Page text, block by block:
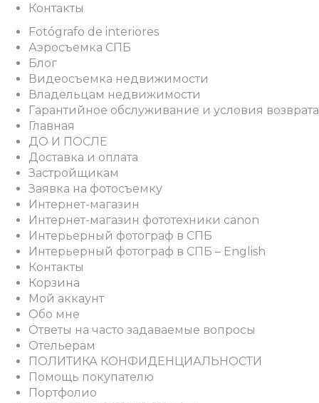
Контакты
Fotógrafo de interiores
Аэросъемка СПБ
Блог
Видеосъемка недвижимости
Владельцам недвижимости
Гарантийное обслуживание и условия
Главная
ДО И ПОСЛЕ
Доставка и оплата
Застройщикам
Заявка на фотосъемку
Интернет-магазин
Интернет-магазин фототехники canon
Интерьерный фотограф в СПБ
Интерьерный фотограф в СПБ – English
Контакты
Корзина
Мой аккаунт
Обо мне
Ответы на часто задаваемые вопросы
Отельерам
ПОЛИТИКА КОНФИДЕНЦИАЛЬНОСТИ
Помощь покупателю
Портфолио